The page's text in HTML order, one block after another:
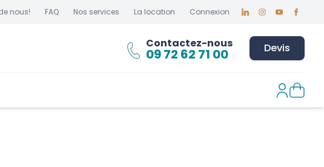
nous! FAQ Nos services La location Connexion LinkedinInstagram
Youtube
Contactez-nous
09 72 62 71 00 Devis